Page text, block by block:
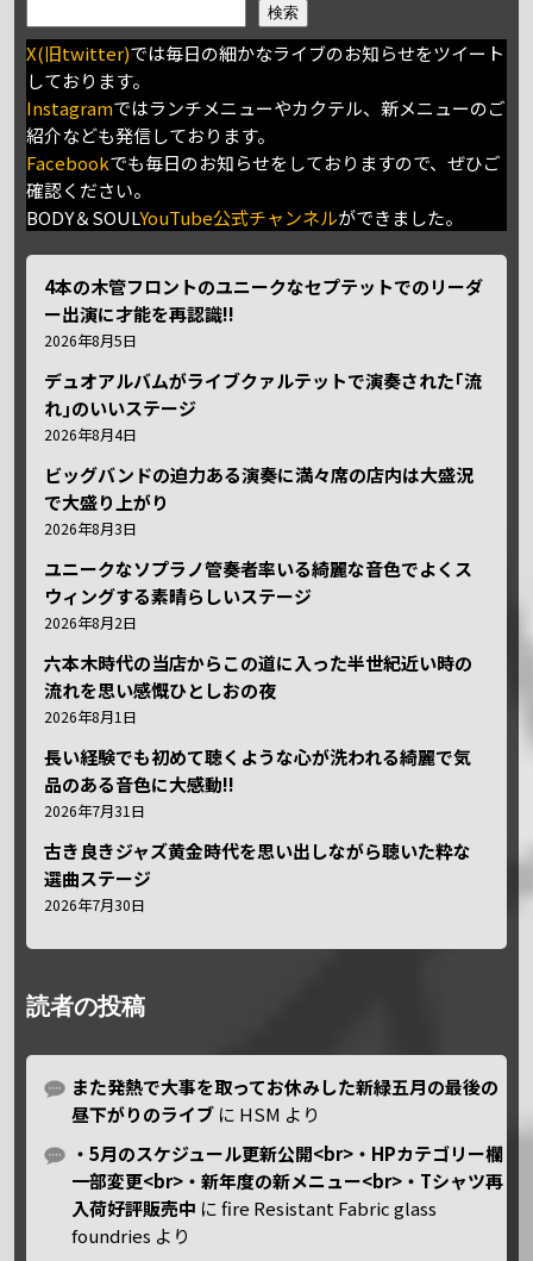
検索
X(旧twitter)では毎日の細かなライブのお知らせをツイート
しております。
Instagramではランチメニューやカクテル、新メニューのご
紹介なども発信しております。
Facebookでも毎日のお知らせをしておりますので、ぜひご
確認ください。
BODY＆SOULYouTube公式チャンネルができました。
4本の木管フロントのユニークなセプテットでのリーダ
ー出演に才能を再認識!!
2026年8月5日
デュオアルバムがライブクァルテットで演奏された｢流
れ｣のいいステージ
2026年8月4日
ビッグバンドの迫力ある演奏に満々席の店内は大盛況
で大盛り上がり
2026年8月3日
ユニークなソプラノ管奏者率いる綺麗な音色でよくス
ウィングする素晴らしいステージ
2026年8月2日
六本木時代の当店からこの道に入った半世紀近い時の
流れを思い感慨ひとしおの夜
2026年8月1日
長い経験でも初めて聴くような心が洗われる綺麗で気
品のある音色に大感動!!
2026年7月31日
古き良きジャズ黄金時代を思い出しながら聴いた粋な
選曲ステージ
2026年7月30日
読者の投稿
また発熱で大事を取ってお休みした新緑五月の最後の
昼下がりのライブ に HSM より
・5月のスケジュール更新公開<br>・HPカテゴリー欄
一部変更<br>・新年度の新メニュー<br>・Tシャツ再
入荷好評販売中 にfire Resistant Fabric glass
foundries より